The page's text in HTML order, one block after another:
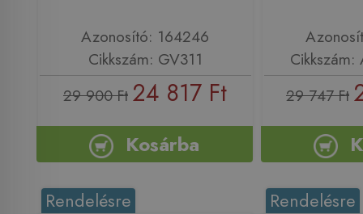
Azonosító: 164246
Cikkszám: GV311
29 900 Ft 24 817 Ft
Kosárba
29 747 Ft
Rendelésre Rendelésre